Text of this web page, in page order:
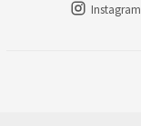
Instagram